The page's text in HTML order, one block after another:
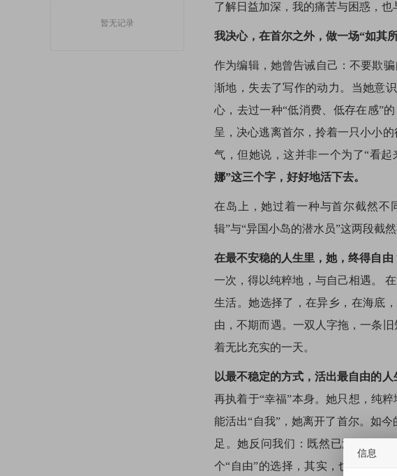
暂无记录
了解日益加深，我的痛苦与困惑，也
我决心，在首尔之外，做一场“如其
作为编辑，她曾告诫自己：不要欺
渐地，失去了写作的动力。当她意
心，去过一种“低消费、低存在感”
呈，决心逃离首尔，拎着一只小小
气，但她说，这并非一个为了“看
娜”这三个字，好好地活下去。
在岛上，她过着一种与首尔截然不
辑”与“异国小岛的潜水员”这两段截然
在最不安稳的人生里，她，终得自由
一次，得以纯粹地，与自己相遇。
生活。她选择了，在异乡，在海底
由，不期而遇。一双人字拖，一条
着无比充实的一天。
以最不稳定的方式，活出最自由的
再执着于“幸福”本身。她只想，纯
能活出“自我”，她离开了首尔。如
足。她反问我们：既然已没什么可
个“自由”的选择，其实，也并不需
信息